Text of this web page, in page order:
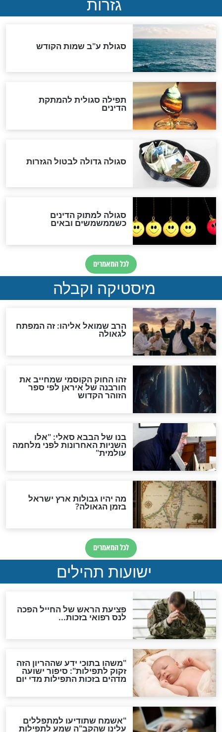
לגוי והוספת השם חזקיהו
לרפואת הרב דב הכהן קוק
לכל המאמרים
אחרית הימים
האם אפשר לחשב את הקץ?
מה יהיה בימות המשיח?
"לפני הגאולה תהיה אפיקורסות
והכחשה גדולה מאוד של
האמונה"
האם לאחר בוא המשיח יהיה
אפשר לחזור בתשובה?
לכל המאמרים
להמתקת הדינים וביטול
גזרות
סגולת ע"ב שמות הקודש
תפילה סגולית להמתקת
הדינים